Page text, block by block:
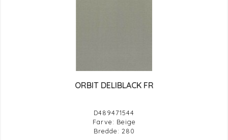
ORBIT DELIBLACK FR
D489471544
Farve: Beige
Bredde: 280